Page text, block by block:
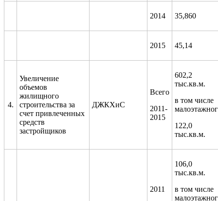
2014 35,860
2015 45,14
4.
Увеличение
объемов
жилищного
строительства за
счет привлеченных
средств
застройщиков
ДЖКХиС
Всего
2011-
2015
602,2
тыс.кв.м.
в том числе
122,0
тыс.кв.м.
2011
106,0
тыс.кв.м.
в том числе